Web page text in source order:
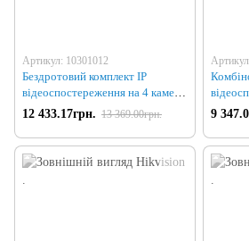
Артикул: 10301012
Бездротовий комплект IP
відеоспостереження на 4 камери
зі звуком
12 433.17грн. 13 369.00грн.
9